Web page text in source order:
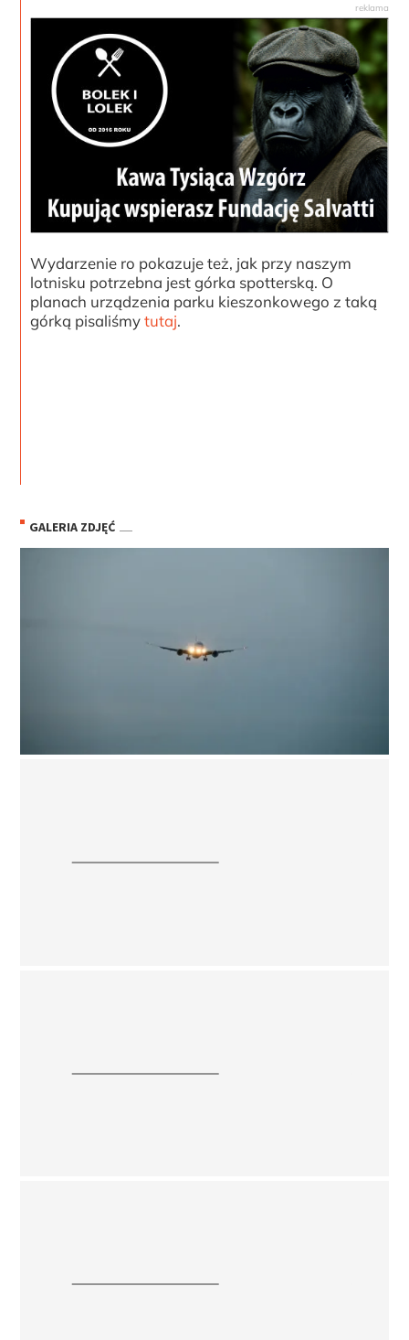
Wydarzenie ro pokazuje też, jak przy naszym
lotnisku potrzebna jest górka spotterską. O
planach urządzenia parku kieszonkowego z taką
górką pisaliśmytutaj.
GALERIA ZDJĘĆ